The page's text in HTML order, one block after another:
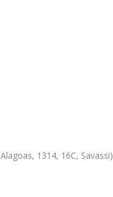
1314, 16C, Savassi)